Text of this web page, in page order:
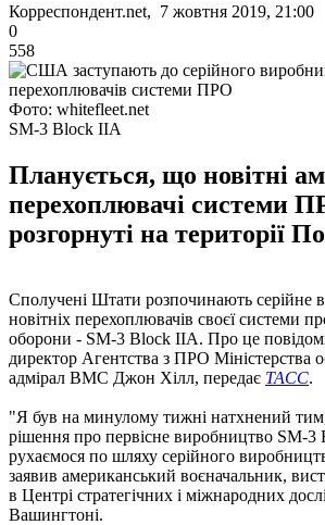
Корреспондент.net, 7 жовтня 2019, 21:00
0
558
Фото: whitefleet.net
SM-3 Block IIA
Планується, що новітні
перехоплювачі системи
розгорнуті на території
Сполучені Штати розпочинають серійне
новітніх перехоплювачів своєї системи
оборони - SM-3 Block IIA. Про це
директор Агентства з ПРО
адмірал ВМС Джон Хілл, передає ТАСС.
"Я був на минулому тижні натхнений
рішення про первісне виробництво SM-
рухаємося по шляху серійного
заявив американський воєначальник,
в Центрі стратегічних і міжнародних
Вашингтоні.